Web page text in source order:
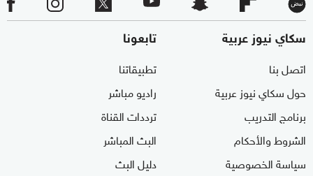
سكاي نيوز عربية
اتصل بنا
حول سكاي نيوز عربية
برنامج التدريب
الشروط والأحكام
سياسة الخصوصية
تابعونا
تطبيقاتنا
راديو مباشر
ترددات القناة
البث المباشر
دليل البث